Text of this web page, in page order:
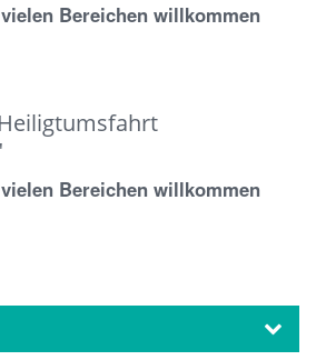
Bereichen willkommen
Bereichen willkommen